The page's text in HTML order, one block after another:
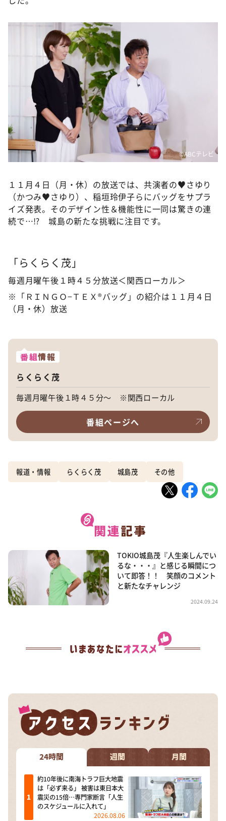
©️ABCテレビ
１１月４日（月・休）の放送では、共演者の♥さゆり
（かつみ♥さゆり）、稲垣玲伊子らにバッグをサプラ
イズ発表。そのデザイン性＆機能性に一同は驚きの連
続で…⁉ 城島の新たな挑戦に注目です。
「らくらく茂」
毎週月曜午後１時４５分放送＜関西ローカル＞
※「ＲＩＮＧＯ−ＴＥＸ®バッグ」の紹介は１１月４日
（月・休）放送
番組情報
らくらく茂
毎週月曜午後１時４５分～ ※関西ローカル
番組ページへ
報道・情報 らくらく茂 城島茂 その他
TOKIO城島茂『人生楽しんでい
るな・・・』と感じる瞬間につ
いて即答！！ 笑顔のコメント
と新たなチャレンジ
2024.09.24
24時間 週間 月間
約10年後に南海トラフ巨大地震
は「必ず来る」 被害は東日本大
震災の15倍…専門家断言「人生
のスケジュールに入れて」
2026.08.06